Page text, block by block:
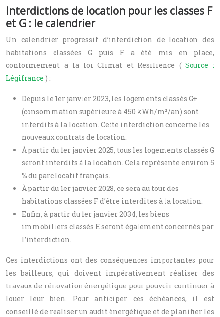
Interdictions de location pour les classes F
et G : le calendrier
Un calendrier progressif d’interdiction de location des
habitations classées G puis F a été mis en place,
conformément à la loi Climat et Résilience (Source :
Légifrance ) :
Depuis le 1er janvier 2023, les logements classés G+
(consommation supérieure à 450 kWh/m²/an) sont
interdits à la location. Cette interdiction concerne les
nouveaux contrats de location.
À partir du 1er janvier 2025, tous les logements classés G
seront interdits à la location. Cela représente environ 5
% du parc locatif français.
À partir du 1er janvier 2028, ce sera au tour des
habitations classées F d’être interdites à la location.
Enfin, à partir du 1er janvier 2034, les biens
immobiliers classés E seront également concernés par
l’interdiction.
Ces interdictions ont des conséquences importantes pour
les bailleurs, qui doivent impérativement réaliser des
travaux de rénovation énergétique pour pouvoir continuer à
louer leur bien. Pour anticiper ces échéances, il est
conseillé de réaliser un audit énergétique et de planifier les